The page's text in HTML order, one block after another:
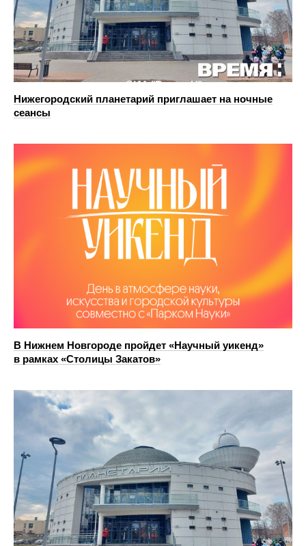
Нижегородский планетарий приглашает на ночные
сеансы
В Нижнем Новгороде пройдет «Научный уикенд»
в рамках «Столицы Закатов»